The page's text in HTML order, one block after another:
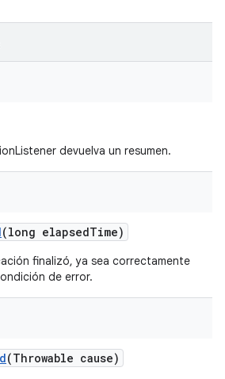
devuelva un resumen.
(long elapsedTime)
finalizó, ya sea correctamente
de error.
(Throwable cause)